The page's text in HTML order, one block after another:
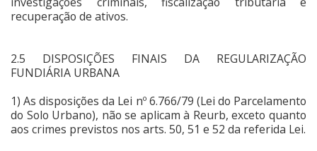
recuperação de ativos.
2.5 DISPOSIÇÕES FINAIS DA REGULARIZAÇÃO
FUNDIÁRIA URBANA
1) As disposições da Lei nº 6.766/79 (Lei do Parcelamento
do Solo Urbano), não se aplicam à Reurb, exceto quanto
aos crimes previstos nos arts. 50, 51 e 52 da referida Lei.